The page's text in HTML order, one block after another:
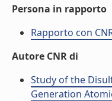
Persona in rapporto
Rapporto con
Autore CNR di
Study of the
Generation